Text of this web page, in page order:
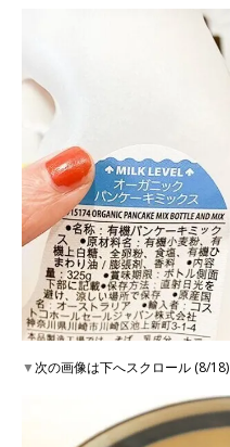
▼次の画像は下へスクロール (8/18)